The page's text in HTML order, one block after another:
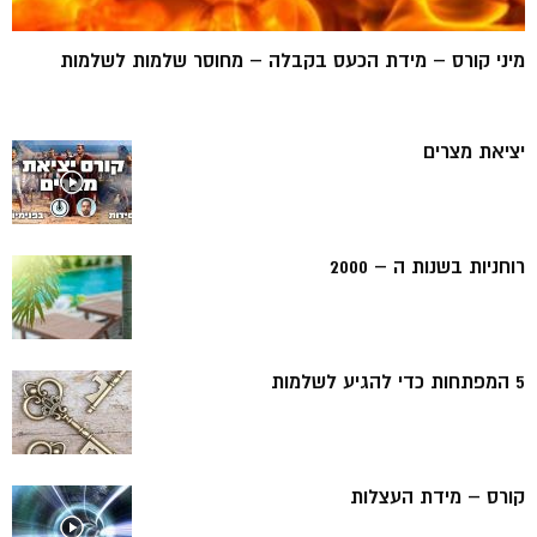
מיני קורס – מידת הכעס בקבלה – מחוסר שלמות לשלמות
יציאת מצרים
רוחניות בשנות ה – 2000
5 המפתחות כדי להגיע לשלמות
קורס – מידת העצלות